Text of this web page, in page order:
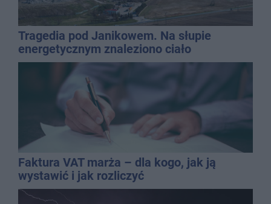
Tragedia pod Janikowem. Na słupie
energetycznym znaleziono ciało
mężczyzny
Faktura VAT marża – dla kogo, jak ją
wystawić i jak rozliczyć